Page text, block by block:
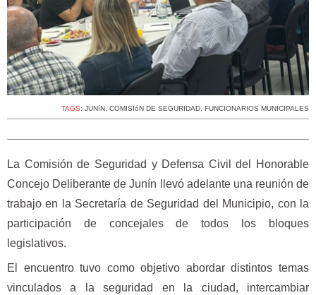
TAGS: JUNíN, COMISIóN DE SEGURIDAD, FUNCIONARIOS MUNICIPALES
La Comisión de Seguridad y Defensa Civil del Honorable
Concejo Deliberante de Junín llevó adelante una reunión de
trabajo en la Secretaría de Seguridad del Municipio, con la
participación de concejales de todos los bloques
legislativos.
El encuentro tuvo como objetivo abordar distintos temas
vinculados a la seguridad en la ciudad, intercambiar